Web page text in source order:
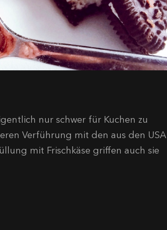
nur schwer für Kuchen zu
Verführung mit den aus den USA
mit Frischkäse griffen auch sie